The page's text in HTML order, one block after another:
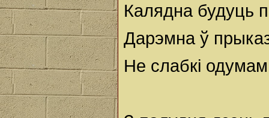
Калядна будуць
Дарэмна ў
Не слабкі